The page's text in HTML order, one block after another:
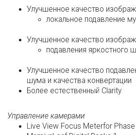
Улучшенное качество
локальное подавление
Улучшенное качество
подавления яркостного
Улучшенное качество
шума и качества конвертации
Более естественный Clarity
Управление камерами
Live View Focus Meterfor